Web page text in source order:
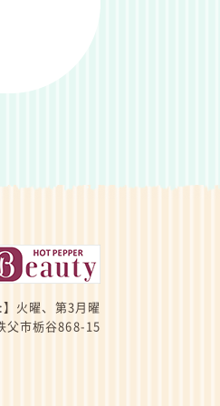
】火曜、第3月曜
父市栃谷868-15